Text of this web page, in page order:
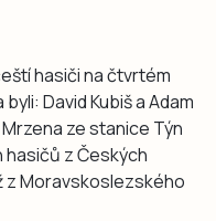
hasiči na čtvrtém
David Kubiš a Adam
ze stanice Týn
hasičů z Českých
z Moravskoslezského